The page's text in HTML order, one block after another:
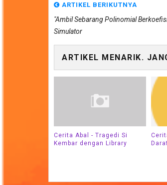
ARTIKEL BERIKUTNYA
"Ambil Sebarang Polinomial
Simulator
ARTIKEL MENARIK.
Cerita Abal - Tragedi Si
Kembar dengan Library